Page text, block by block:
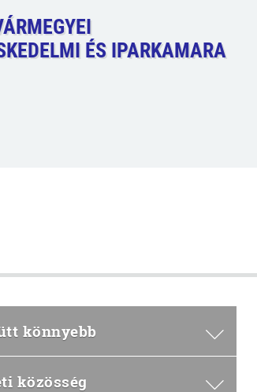
ÉS IPARKAMARA
könnyebb
közösség